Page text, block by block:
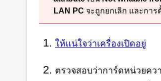
LAN PC จะถูกยกเลิก และกา
ให้แน่ใจว่าเครื่องเปิดอยู่
ตรวจสอบว่าการ์ดหน่วยคว